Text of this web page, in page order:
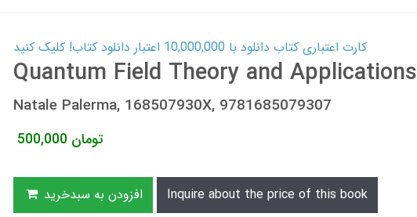
کارت اعتباری کتاب دانلود با 10,000,000 اعتبار دانلود کتاب! کلیک کنید
Quantum Field Theory and Applications
Natale Palerma, 168507930X, 9781685079307
500,000 تومان
افزودن به سبدخرید Inquire about the price of this book